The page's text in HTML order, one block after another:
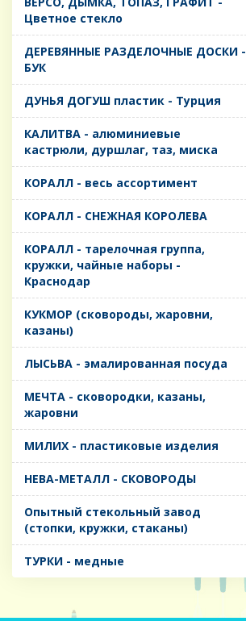
Цветное стекло
ДЕРЕВЯННЫЕ РАЗДЕЛОЧНЫЕ ДОСКИ -
БУК
ДУНЬЯ ДОГУШ пластик - Турция
КАЛИТВА - алюминиевые
кастрюли, дуршлаг, таз, миска
КОРАЛЛ - весь ассортимент
КОРАЛЛ - СНЕЖНАЯ КОРОЛЕВА
КОРАЛЛ - тарелочная группа,
кружки, чайные наборы -
Краснодар
КУКМОР (сковороды, жаровни,
казаны)
ЛЫСЬВА - эмалированная посуда
МЕЧТА - сковородки, казаны,
жаровни
МИЛИХ - пластиковые изделия
НЕВА-МЕТАЛЛ - СКОВОРОДЫ
Опытный стекольный завод
(стопки, кружки, стаканы)
ТУРКИ - медные